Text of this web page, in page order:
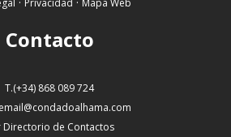
Privacidad Mapa Web
Contacto
T.(+34) 868 089 724
email@condadoalhama.com
Directorio de Contactos